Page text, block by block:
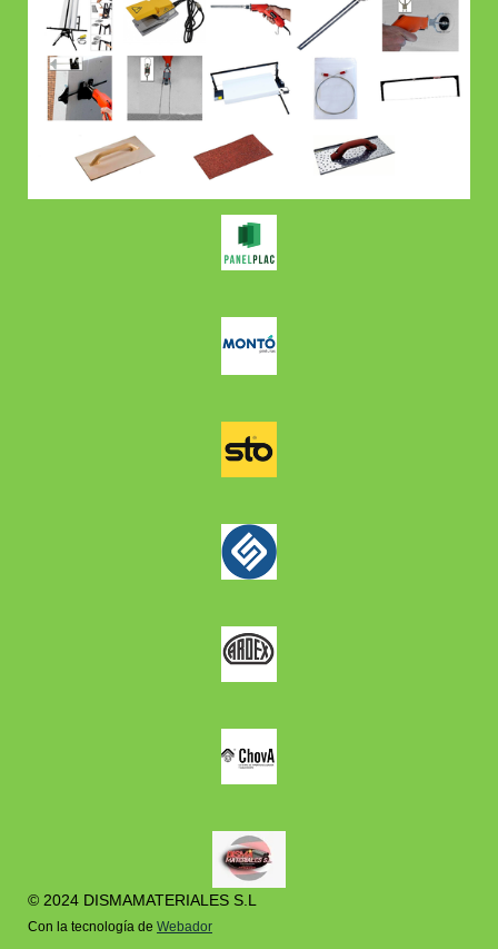
© 2024 DISMAMATERIALES S.L
Con la tecnología de Webador